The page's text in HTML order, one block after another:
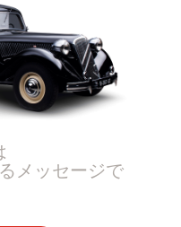
メッセージで